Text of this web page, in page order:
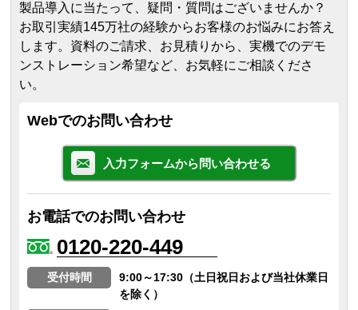
製品導入に当たって、疑問・質問はございませんか？
お取引実績145万社の経験からお客様のお悩みにお答え
します。 資料のご請求、お見積りから、実機でのデモ
ンストレーション希望など、お気軽にご相談くださ
い。
Webでのお問い合わせ
入力フォームから問い合わせる
お電話でのお問い合わせ
0120-220-449
受付時間
9:00～17:30（土日祝日および当社休業日
を除く）